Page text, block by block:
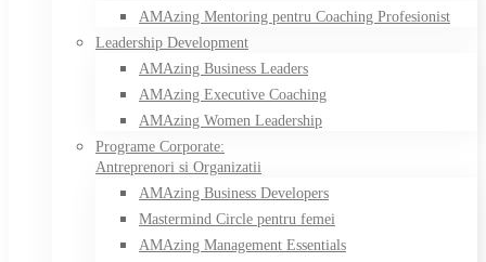
AMAzing Mentoring pentru Coaching Profesionist
Leadership Development
AMAzing Business Leaders
AMAzing Executive Coaching
AMAzing Women Leadership
Programe Corporate:
Antreprenori si Organizatii
AMAzing Business Developers
Mastermind Circle pentru femei
AMAzing Management Essentials